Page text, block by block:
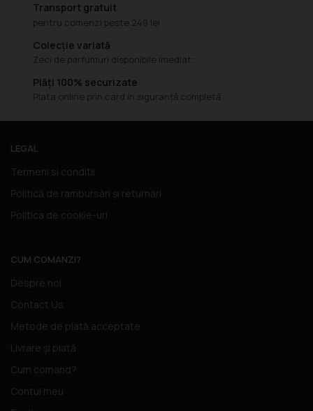
Transport gratuit
pentru comenzi peste 249 lei
Colecție variată
Zeci de parfumuri disponibile imediat
Plăți 100% securizate
Plata online prin card în siguranță completă
LEGAL
Termeni si conditii
Politică de rambursări și returnări
Politica de cookie-uri
CUM COMANZI?
Despre noi
Contact Us
Metode de plată acceptate
Livrare și plată
Cum comand?
Contul meu